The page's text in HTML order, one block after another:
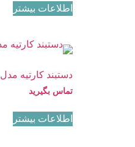
اطلاعات بیشتر
دستبند کارتیه مدل 21527
تماس بگیرید
اطلاعات بیشتر